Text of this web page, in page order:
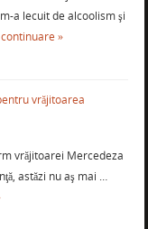
a lecuit de alcoolism şi
»
vrăjitoarea
vrăjitoarei Mercedeza
astăzi nu aş mai …